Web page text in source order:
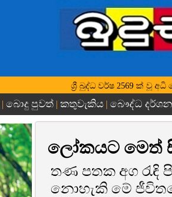
ශ්‍රී බුද්ධ වර්ෂ 2569 ක් වූ
| බොදු පුවත්| කතුවැකිය| බෞද්ධ
ලෝකයට මෙත්
තණ පතක අග රැඳි
නොහැකි මේ